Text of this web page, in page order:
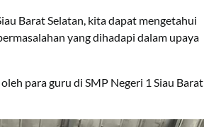
Barat Selatan, kita dapat mengetahui
yang dihadapi dalam upaya
para guru di SMP Negeri 1 Siau Barat